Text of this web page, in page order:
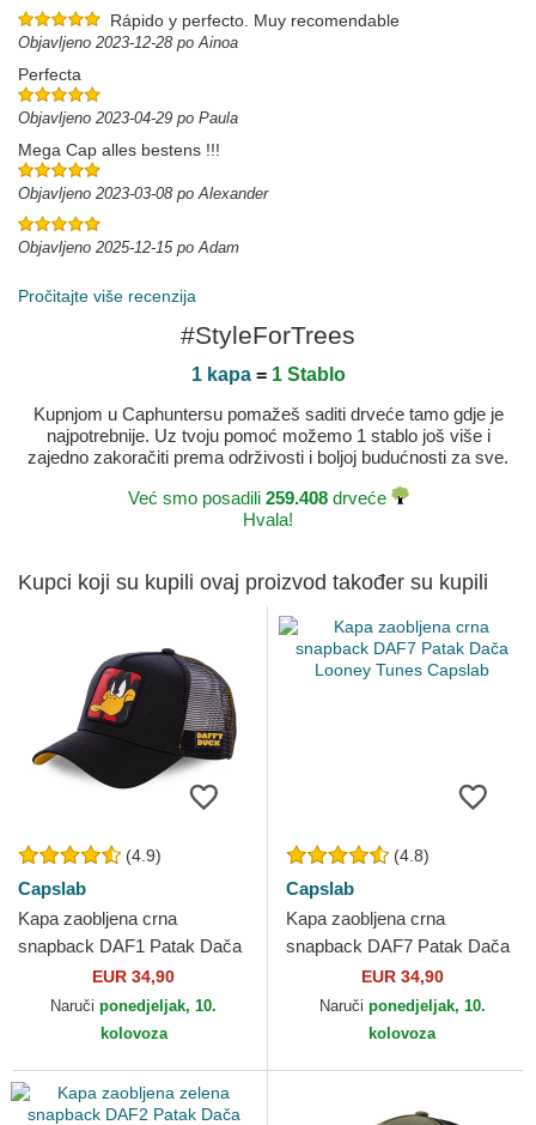
Rápido y perfecto. Muy recomendable
Objavljeno 2023-12-28 po Ainoa
Perfecta
Objavljeno 2023-04-29 po Paula
Mega Cap alles bestens !!!
Objavljeno 2023-03-08 po Alexander
Objavljeno 2025-12-15 po Adam
Pročitajte više recenzija
#StyleForTrees
1 kapa= 1 Stablo
Kupnjom u Caphuntersu pomažeš saditi drveće tamo gdje je
najpotrebnije. Uz tvoju pomoć možemo 1 stablo još više i
zajedno zakoračiti prema održivosti i boljoj budućnosti za sve.
Već smo posadili 259.408drveće
Hvala!
Kupci koji su kupili ovaj proizvod također su kupili
(4.9)
Capslab
Kapa zaobljena crna
snapback DAF1 Patak Dača
Looney Tunes Capslab
EUR 34,90
Naruči ponedjeljak, 10.
kolovoza
(4.8)
Capslab
Kapa zaobljena crna
snapback DAF7 Patak Dača
Looney Tunes Capslab
EUR 34,90
Naruči ponedjeljak, 10.
kolovoza